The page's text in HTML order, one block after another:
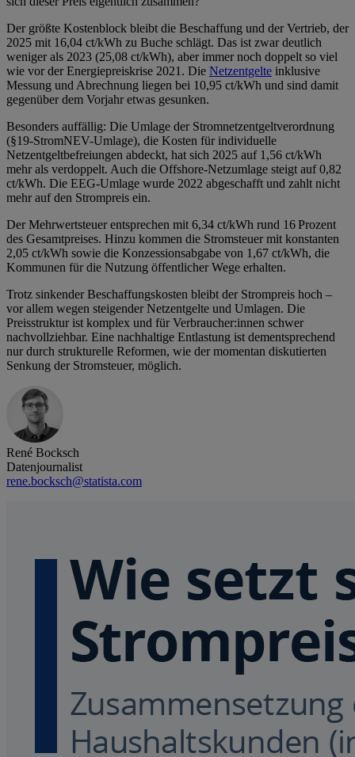
Der größte Kostenblock bleibt die Beschaffung und der Vertrieb, der
2025 mit 16,04 ct/kWh zu Buche schlägt. Das ist zwar deutlich
weniger als 2023 (25,08 ct/kWh), aber immer noch doppelt so viel
wie vor der Energiepreiskrise 2021. Die Netzentgelte inklusive
Messung und Abrechnung liegen bei 10,95 ct/kWh und sind damit
gegenüber dem Vorjahr etwas gesunken.
Besonders auffällig: Die Umlage der Stromnetzentgeltverordnung
(§19-StromNEV-Umlage), die Kosten für individuelle
Netzentgeltbefreiungen abdeckt, hat sich 2025 auf 1,56 ct/kWh
mehr als verdoppelt. Auch die Offshore-Netzumlage steigt auf 0,82
ct/kWh. Die EEG-Umlage wurde 2022 abgeschafft und zahlt nicht
mehr auf den Strompreis ein.
Der Mehrwertsteuer entsprechen mit 6,34 ct/kWh rund 16 Prozent
des Gesamtpreises. Hinzu kommen die Stromsteuer mit konstanten
2,05 ct/kWh sowie die Konzessionsabgabe von 1,67 ct/kWh, die
Kommunen für die Nutzung öffentlicher Wege erhalten.
Trotz sinkender Beschaffungskosten bleibt der Strompreis hoch –
vor allem wegen steigender Netzentgelte und Umlagen. Die
Preisstruktur ist komplex und für Verbraucher:innen schwer
nachvollziehbar. Eine nachhaltige Entlastung ist dementsprechend
nur durch strukturelle Reformen, wie der momentan diskutierten
Senkung der Stromsteuer, möglich.
René Bocksch
Datenjournalist
rene.bocksch@statista.com